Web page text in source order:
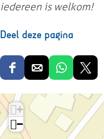
iedereen is welkom!
Deel deze pagina
D
e
l
d
D
e
l
D
l
d
D
e
l
d
+
−